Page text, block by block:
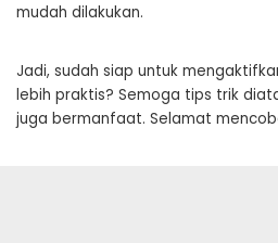
mudah dilakukan.
Jadi, sudah siap untuk
lebih praktis? Semoga tips trik
juga bermanfaat. Selamat